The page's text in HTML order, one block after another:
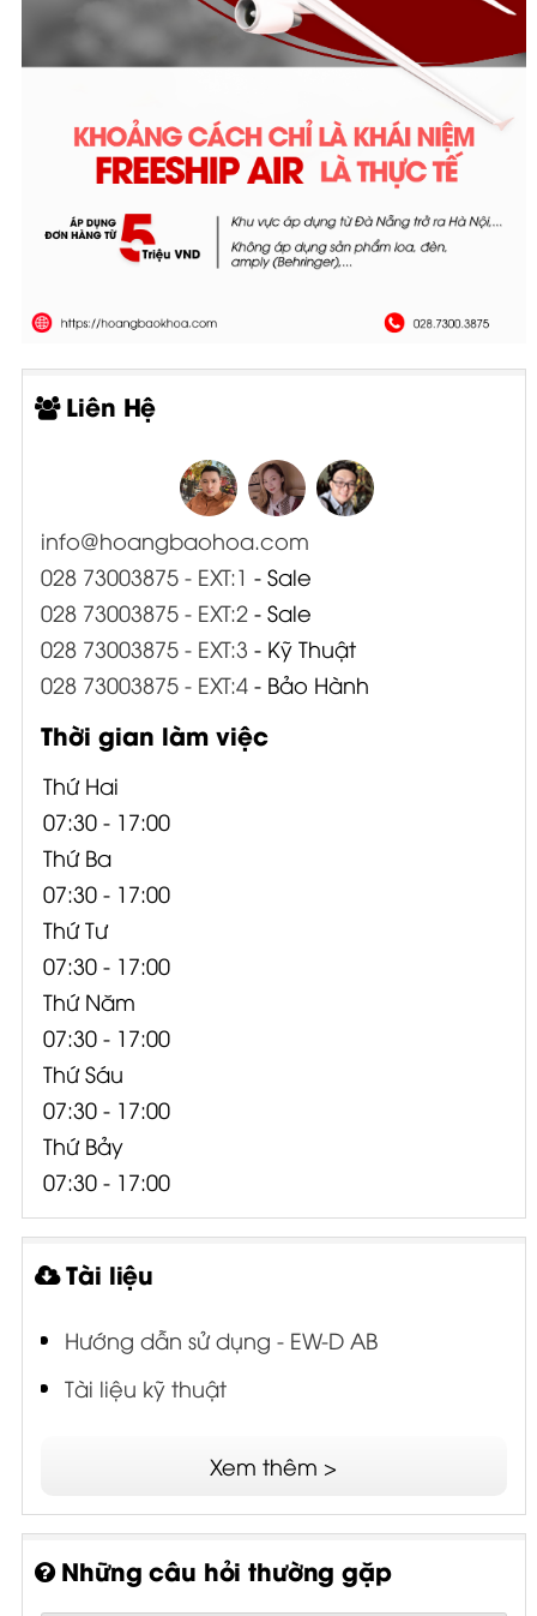
Liên Hệ
info@hoangbaohoa.com
028 73003875 - EXT:1 - Sale
028 73003875 - EXT:2- Sale
028 73003875 - EXT:3 - Kỹ Thuật
028 73003875 - EXT:4- Bảo Hành
Thời gian làm việc
Thứ Hai
07:30 - 17:00
Thứ Ba
07:30 - 17:00
Thứ Tư
07:30 - 17:00
Thứ Năm
07:30 - 17:00
Thứ Sáu
07:30 - 17:00
Thứ Bảy
07:30 - 17:00
Tài liệu
Hướng dẫn sử dụng - EW-D AB
Tài liệu kỹ thuật
Xem thêm >
Những câu hỏi thường gặp